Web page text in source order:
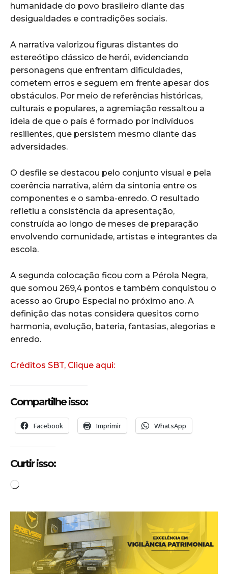
humanidade do povo brasileiro diante das
desigualdades e contradições sociais.
A narrativa valorizou figuras distantes do
estereótipo clássico de herói, evidenciando
personagens que enfrentam dificuldades,
cometem erros e seguem em frente apesar dos
obstáculos. Por meio de referências históricas,
culturais e populares, a agremiação ressaltou a
ideia de que o país é formado por indivíduos
resilientes, que persistem mesmo diante das
adversidades.
O desfile se destacou pelo conjunto visual e pela
coerência narrativa, além da sintonia entre os
componentes e o samba-enredo. O resultado
refletiu a consistência da apresentação,
construída ao longo de meses de preparação
envolvendo comunidade, artistas e integrantes da
escola.
A segunda colocação ficou com a Pérola Negra,
que somou 269,4 pontos e também conquistou o
acesso ao Grupo Especial no próximo ano. A
definição das notas considera quesitos como
harmonia, evolução, bateria, fantasias, alegorias e
enredo.
Créditos SBT, Clique aqui:
Compartilhe isso:
Facebook Imprimir WhatsApp
Curtir isso:
C
r
r
e
n